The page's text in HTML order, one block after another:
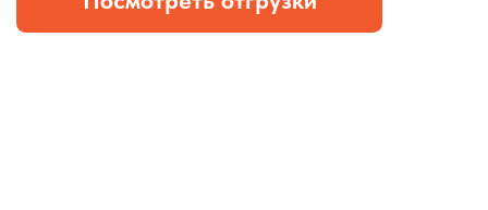
Проверка по ТЗ включает: